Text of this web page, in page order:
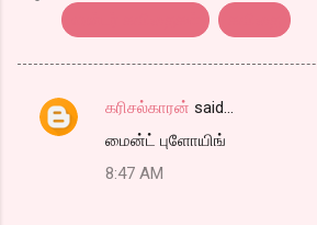
C
க‌ரிச‌ல்கார‌ன் said…
மைன்ட் புளோயிங்
8:47 AM